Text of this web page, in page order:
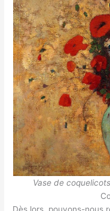
Vase de coquelicots